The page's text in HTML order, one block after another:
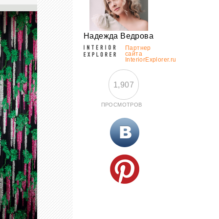
Надежда Ведрова
Партнер
сайта
InteriorExplorer.ru
1,907
ПРОСМОТРОВ